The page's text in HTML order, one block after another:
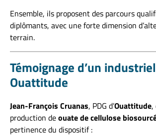
Ensemble, ils proposent des parcours
diplômants, avec une forte dimension
terrain.
Témoignage d’un
Ouattitude
Jean-François Cruanas, PDG d’Ouattitude,
production deouate de cellulose
pertinence du dispositif :